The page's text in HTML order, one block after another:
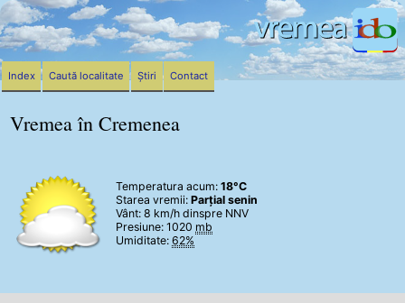
Vremea în Cremenea
Temperatura acum: 18°C
Starea vremii: Parțial senin
Vânt: 8 km/h dinspre NNV
Presiune: 1020 mb
Umiditate: 62%
Index Caută localitate Știri Contact